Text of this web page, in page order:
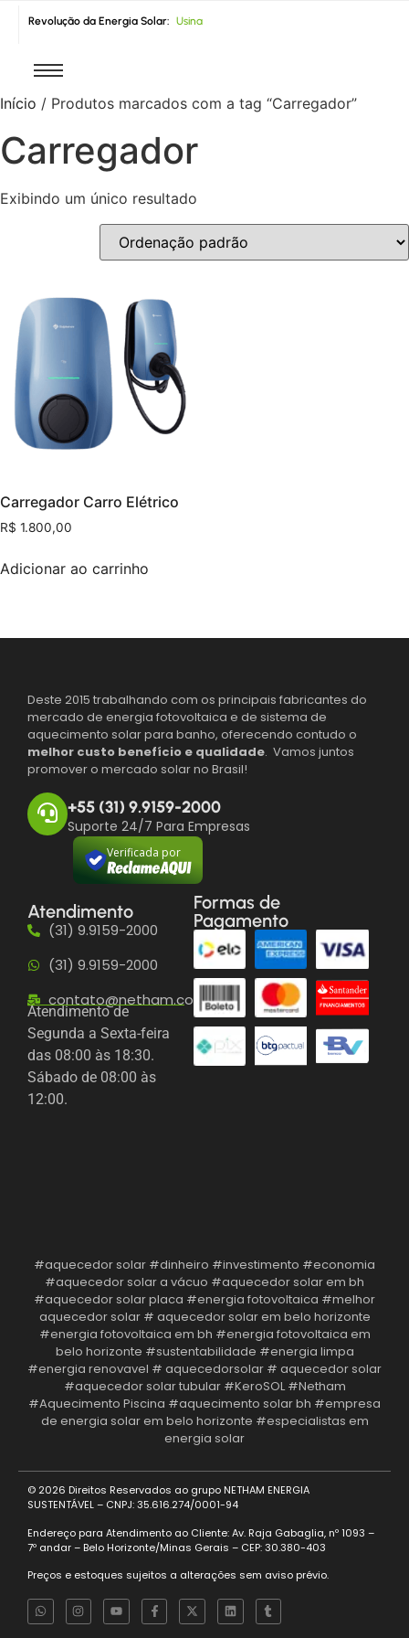
Revolução da Energia Solar: Usina
Início / Produtos marcados com a tag “Carregador”
Carregador
Exibindo um único resultado
Carregador Carro Elétrico
R$ 1.800,00
Adicionar ao carrinho
Deste 2015 trabalhando com os principais fabricantes do
mercado de energia fotovoltaica e de sistema de
aquecimento solar para banho, oferecendo contudo o
melhor custo benefício e qualidade. Vamos juntos
promover o mercado solar no Brasil!
+55 (31) 9.9159-2000
Suporte 24/7 Para Empresas
Verificada por
Atendimento
(31) 9.9159-2000
(31) 9.9159-2000
contato@netham.com.br
Atendimento de
Segunda a Sexta-feira
das 08:00 às 18:30.
Sábado de 08:00 às
12:00.
Formas de
Pagamento
#aquecedor solar #dinheiro #investimento #economia
#aquecedor solar a vácuo #aquecedor solar em bh
#aquecedor solar placa #energia fotovoltaica #melhor
aquecedor solar # aquecedor solar em belo horizonte
#energia fotovoltaica em bh #energia fotovoltaica em
belo horizonte #sustentabilidade #energia limpa
#energia renovavel # aquecedorsolar # aquecedor solar
#aquecedor solar tubular #KeroSOL #Netham
#Aquecimento Piscina #aquecimento solar bh #empresa
de energia solar em belo horizonte #especialistas em
energia solar
© 2026 Direitos Reservados ao grupo NETHAM ENERGIA
SUSTENTÁVEL– CNPJ: 35.616.274/0001-94
Endereço para Atendimento ao Cliente: Av. Raja Gabaglia, nº 1093 –
7º andar – Belo Horizonte/Minas Gerais – CEP: 30.380-403
Preços e estoques sujeitos a alterações sem aviso prévio.